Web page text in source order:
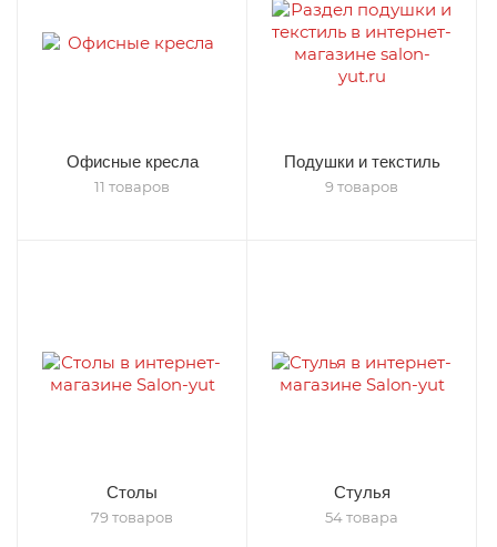
Офисные кресла
11 товаров
Подушки и текстиль
9 товаров
Столы
79 товаров
Стулья
54 товара